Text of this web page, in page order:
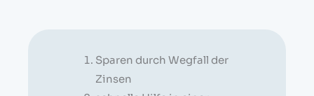
Sparen durch Wegfall der
Zinsen